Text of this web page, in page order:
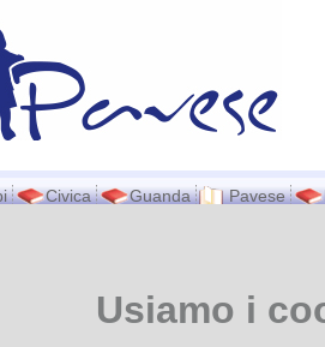
Civica Guanda Pavese
Usiamo i